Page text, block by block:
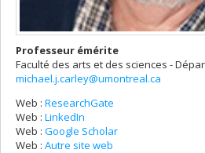
Professeur émérite
Faculté des arts et des sciences -
michael.j.carley@umontreal.ca
Web : ResearchGate
Web : LinkedIn
Web : Google Scholar
Web : Autre site web